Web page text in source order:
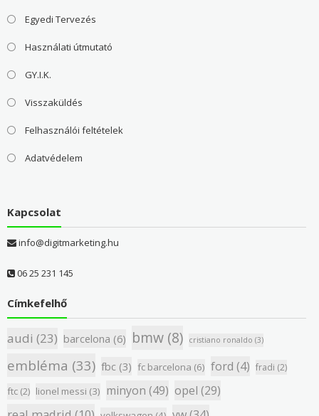
Egyedi Tervezés
Használati útmutató
GY.I.K.
Visszaküldés
Felhasználói feltételek
Adatvédelem
Kapcsolat
info@digitmarketing.hu
06 25 231 145
Címkefelhő
audi (23) barcelona (6) bmw(8) cristiano ronaldo (3)
embléma (33) fbc (3) fc barcelona (6) ford (4) fradi (2)
ftc(2) lionel messi (3) minyon (49) opel (29)